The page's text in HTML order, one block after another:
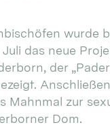
wurde
das neue
der
Mahnmal zur
Dom.